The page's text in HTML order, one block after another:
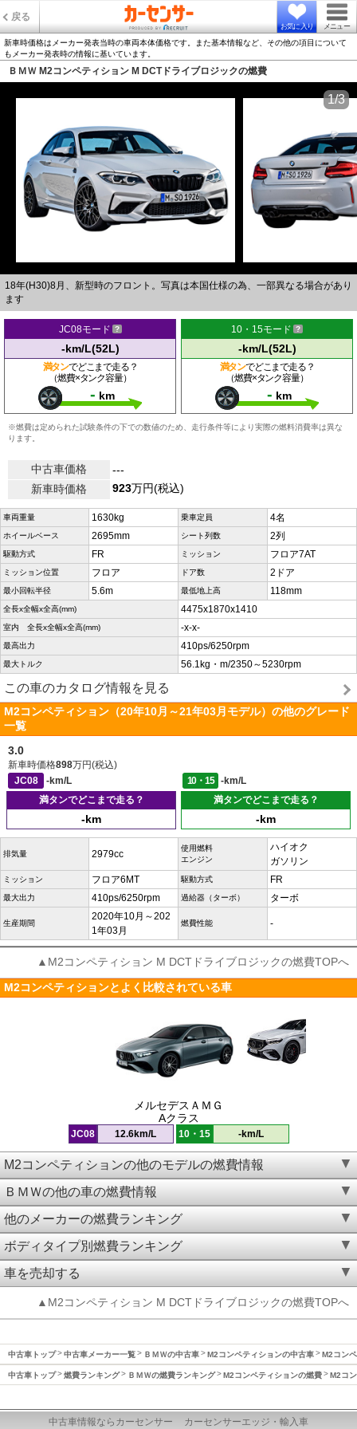
戻る
お気に入り メニュー
新車時価格はメーカー発表当時の車両本体価格です。また基本情報など、その他の項目について
もメーカー発表時の情報に基いています。
ＢＭＷ M2コンペティション M DCTドライブロジックの燃費
18年(H30)8月、新型時のフロント。写真は本国仕様の為、一部異なる場合があり
ます
1/3
JC08モード
-km/L(52L)
満タンでどこまで走る？
（燃費×タンク容量）
- km
10・15モード
-km/L(52L)
満タンでどこまで走る？
（燃費×タンク容量）
- km
※燃費は定められた試験条件の下での数値のため、走行条件等により実際の燃料消費率は異な
ります。
中古車価格
---
新車時価格
923万円(税込)
車両重量 1630kg 乗車定員 4名
ホイールベース 2695mm シート列数 2列
駆動方式 FR ミッション フロア7AT
ミッション位置 フロア ドア数 2ドア
最小回転半径 5.6m 最低地上高 118mm
全長x全幅x全高(mm) 4475x1870x1410
室内 全長x全幅x全高(mm) -x-x-
最高出力 410ps/6250rpm
最大トルク 56.1kg・m/2350～5230rpm
この車のカタログ情報を見る
M2コンペティション（20年10月～21年03月モデル）の他のグレード
一覧
3.0
新車時価格898万円(税込)
JC08
-km/L 10・15
-km/L
満タンでどこまで走る？
-km
満タンでどこまで走る？
-km
排気量 2979cc
使用燃料
エンジン
ハイオク
ガソリン
ミッション フロア6MT 駆動方式 FR
最大出力 410ps/6250rpm 過給器（ターボ） ターボ
生産期間
2020年10月～202
1年03月
燃費性能 -
▲M2コンペティション M DCTドライブロジックの燃費TOPへ
M2コンペティションとよく比較されている車
メルセデスＡＭＧ
Aクラス
JC08 12.6km/L 10・15 -km/L
M2コンペティションの他のモデルの燃費情報
ＢＭＷの他の車の燃費情報
他のメーカーの燃費ランキング
ボディタイプ別燃費ランキング
車を売却する
▲M2コンペティション M DCTドライブロジックの燃費TOPへ
中古車トップ 中古車メーカー一覧 ＢＭＷの中古車 M2コンペティションの中古車 M2コン
中古車トップ 燃費ランキング ＢＭＷの燃費ランキング M2コンペティションの燃費 M2コ
中古車情報ならカーセンサー カーセンサーエッジ・輸入車